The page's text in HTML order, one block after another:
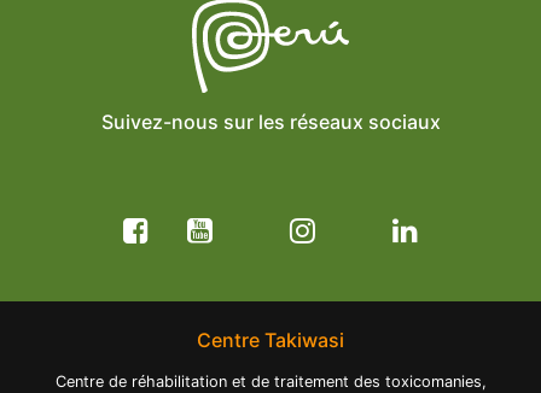
Suivez-nous sur les réseaux sociaux
Centre Takiwasi
Centre de réhabilitation et de traitement des toxicomanies,